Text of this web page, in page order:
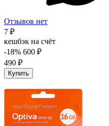
Отзывов нет
7 ₽
кешбэк на счёт
-18% 600 ₽
490 ₽
Купить